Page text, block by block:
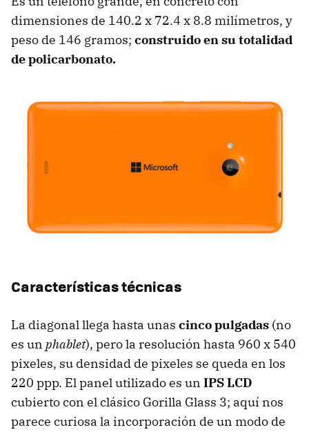
dimensiones de 140.2 x 72.4 x 8.8 milímetros, y
peso de 146 gramos; construido en su totalidad
de policarbonato.
Características técnicas
La diagonal llega hasta unas cinco pulgadas (no
es un phablet), pero la resolución hasta 960 x 540
pixeles, su densidad de pixeles se queda en los
220 ppp. El panel utilizado es un IPS LCD
cubierto con el clásico Gorilla Glass 3; aquí nos
parece curiosa la incorporación de un modo de